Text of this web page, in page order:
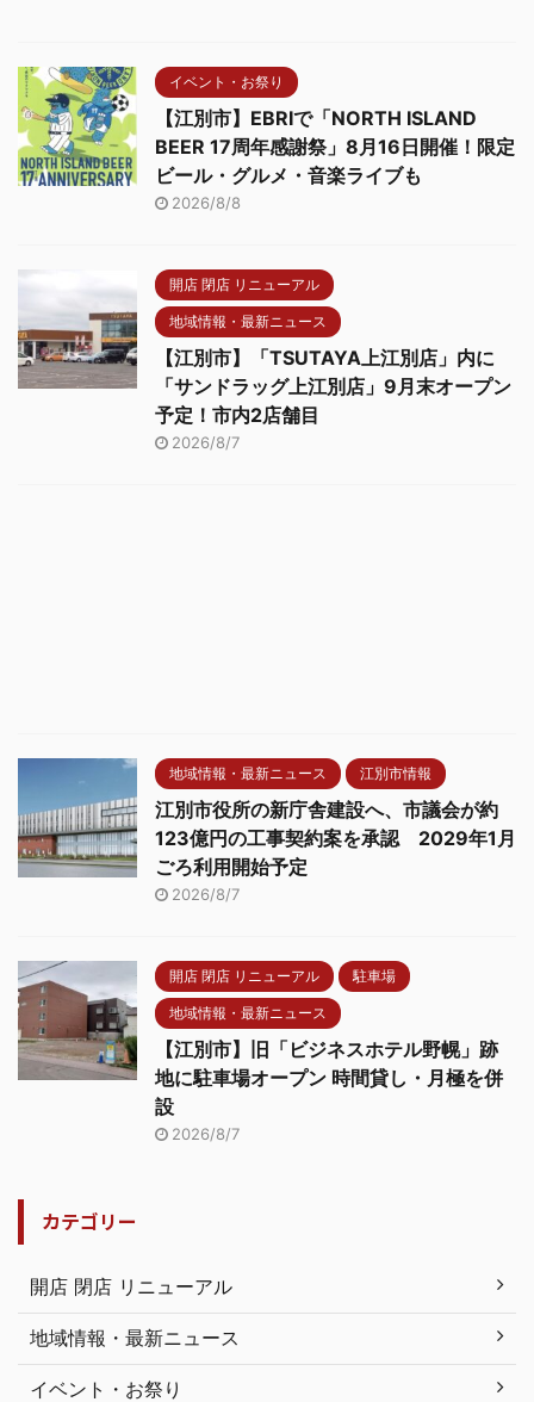
イベント・お祭り
【江別市】EBRIで「NORTH ISLAND
BEER 17周年感謝祭」8月16日開催！限定
ビール・グルメ・音楽ライブも
2026/8/8
開店 閉店 リニューアル
地域情報・最新ニュース
【江別市】「TSUTAYA上江別店」内に
「サンドラッグ上江別店」9月末オープン
予定！市内2店舗目
2026/8/7
地域情報・最新ニュース 江別市情報
江別市役所の新庁舎建設へ、市議会が約
123億円の工事契約案を承認 2029年1月
ごろ利用開始予定
2026/8/7
開店 閉店 リニューアル 駐車場
地域情報・最新ニュース
【江別市】旧「ビジネスホテル野幌」跡
地に駐車場オープン 時間貸し・月極を併
設
2026/8/7
カテゴリー
開店 閉店 リニューアル
地域情報・最新ニュース
イベント・お祭り